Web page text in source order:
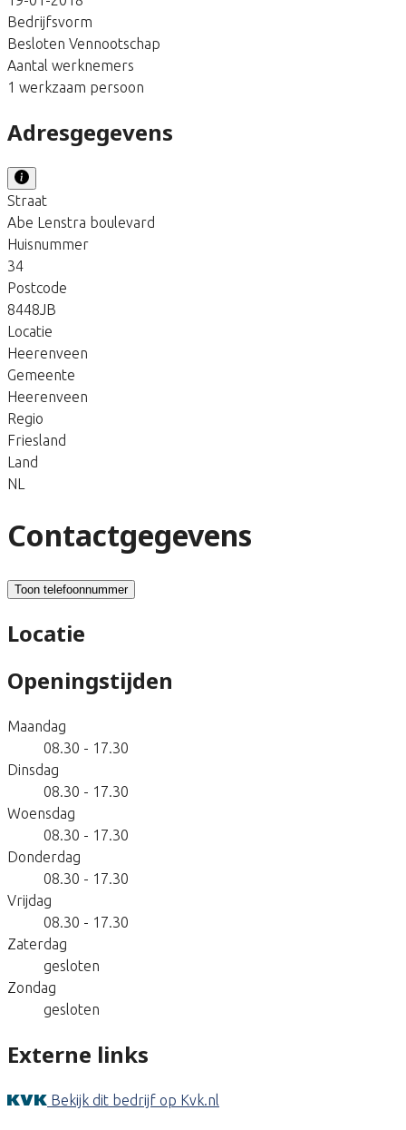
Bedrijfsvorm
Besloten Vennootschap
Aantal werknemers
1 werkzaam persoon
Adresgegevens
Straat
Abe Lenstra boulevard
Huisnummer
34
Postcode
8448JB
Locatie
Heerenveen
Gemeente
Heerenveen
Regio
Friesland
Land
NL
Contactgegevens
Toon telefoonnummer
Locatie
Openingstijden
Maandag
08.30 - 17.30
Dinsdag
08.30 - 17.30
Woensdag
08.30 - 17.30
Donderdag
08.30 - 17.30
Vrijdag
08.30 - 17.30
Zaterdag
gesloten
Zondag
gesloten
Externe links
Bekijk dit bedrijf op Kvk.nl